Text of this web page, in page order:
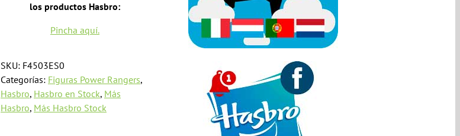
los productos Hasbro:
Pincha aquí.
SKU: F4503ES0
Categorías: Figuras Power Rangers,
Hasbro, Hasbro en Stock, Más
Hasbro, Más Hasbro Stock